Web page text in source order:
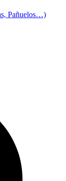
Pañuelos…)